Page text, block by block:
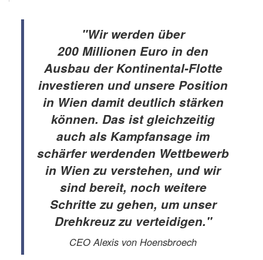
"Wir werden über
200 Millionen Euro in den
Ausbau der Kontinental-Flotte
investieren und unsere Position
in Wien damit deutlich stärken
können. Das ist gleichzeitig
auch als Kampfansage im
schärfer werdenden Wettbewerb
in Wien zu verstehen, und wir
sind bereit, noch weitere
Schritte zu gehen, um unser
Drehkreuz zu verteidigen."
CEO Alexis von Hoensbroech